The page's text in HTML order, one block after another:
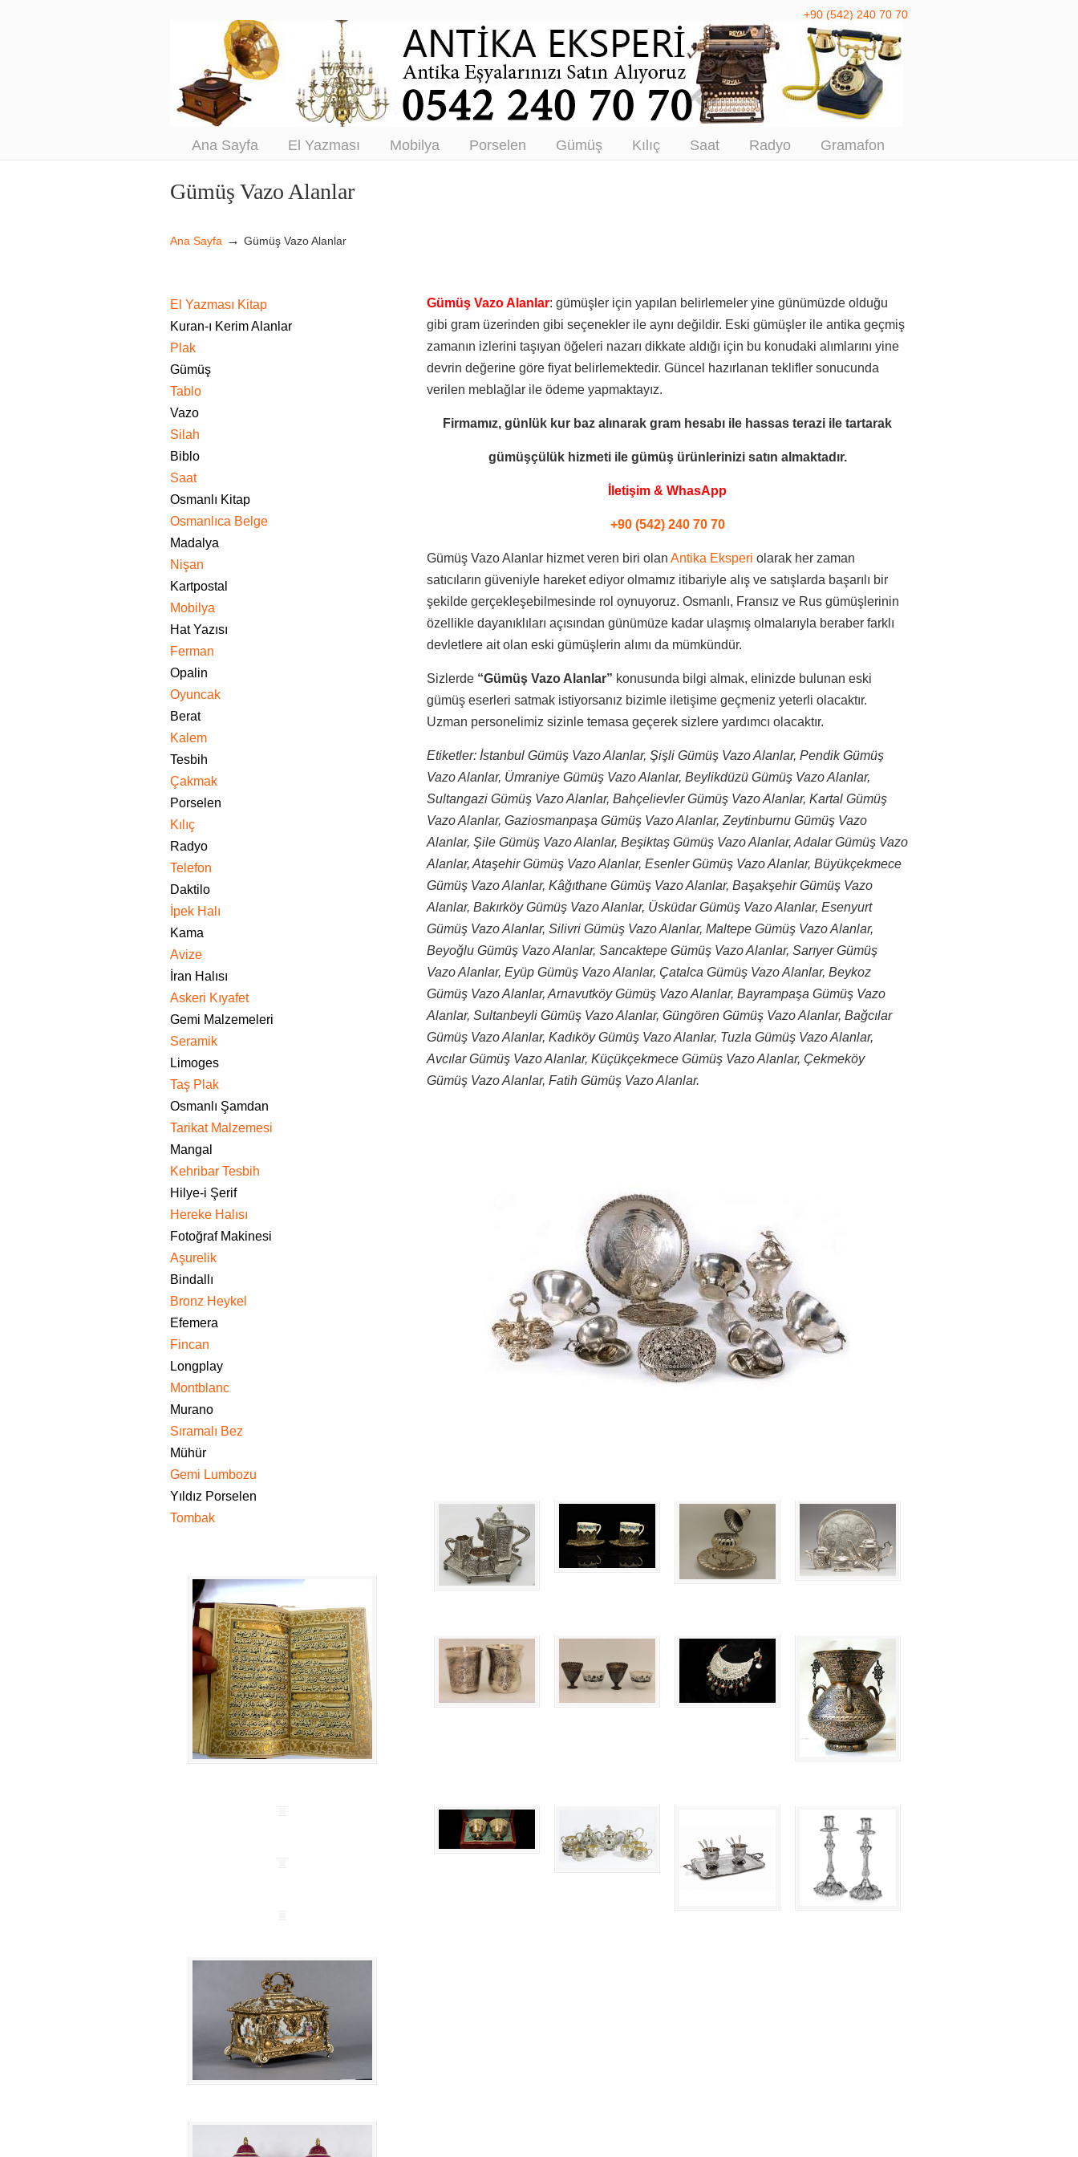
Antikacı – Antika Eşya Alanlar – Antika Alım
Satım
+90 (542) 240 70 70
Ana Sayfa El Yazması Mobilya Porselen Gümüş Kılıç Saat Radyo Gramafon
Navigation
Gümüş Vazo Alanlar
Ana Sayfa → Gümüş Vazo Alanlar
Gümüş Vazo Alanlar: gümüşler için yapılan belirlemeler yine günümüzde olduğu
gibi gram üzerinden gibi seçenekler ile aynı değildir. Eski gümüşler ile antika geçmiş
zamanın izlerini taşıyan öğeleri nazarı dikkate aldığı için bu konudaki alımlarını yine
devrin değerine göre fiyat belirlemektedir. Güncel hazırlanan teklifler sonucunda
verilen meblağlar ile ödeme yapmaktayız.
Firmamız, günlük kur baz alınarak gram hesabı ile hassas terazi ile tartarak
gümüşçülük hizmeti ile gümüş ürünlerinizi satın almaktadır.
İletişim & WhasApp
+90 (542) 240 70 70
Gümüş Vazo Alanlar hizmet veren biri olan Antika Eksperi olarak her zaman
satıcıların güveniyle hareket ediyor olmamız itibariyle alış ve satışlarda başarılı bir
şekilde gerçekleşebilmesinde rol oynuyoruz. Osmanlı, Fransız ve Rus gümüşlerinin
özellikle dayanıklıları açısından günümüze kadar ulaşmış olmalarıyla beraber farklı
devletlere ait olan eski gümüşlerin alımı da mümkündür.
Sizlerde “Gümüş Vazo Alanlar” konusunda bilgi almak, elinizde bulunan eski
gümüş eserleri satmak istiyorsanız bizimle iletişime geçmeniz yeterli olacaktır.
Uzman personelimiz sizinle temasa geçerek sizlere yardımcı olacaktır.
Etiketler: İstanbul Gümüş Vazo Alanlar, Şişli Gümüş Vazo Alanlar, Pendik Gümüş
Vazo Alanlar, Ümraniye Gümüş Vazo Alanlar, Beylikdüzü Gümüş Vazo Alanlar,
Sultangazi Gümüş Vazo Alanlar, Bahçelievler Gümüş Vazo Alanlar, Kartal Gümüş
Vazo Alanlar, Gaziosmanpaşa Gümüş Vazo Alanlar, Zeytinburnu Gümüş Vazo
Alanlar, Şile Gümüş Vazo Alanlar, Beşiktaş Gümüş Vazo Alanlar, Adalar Gümüş Vazo
Alanlar, Ataşehir Gümüş Vazo Alanlar, Esenler Gümüş Vazo Alanlar, Büyükçekmece
Gümüş Vazo Alanlar, Kâğıthane Gümüş Vazo Alanlar, Başakşehir Gümüş Vazo
Alanlar, Bakırköy Gümüş Vazo Alanlar, Üsküdar Gümüş Vazo Alanlar, Esenyurt
Gümüş Vazo Alanlar, Silivri Gümüş Vazo Alanlar, Maltepe Gümüş Vazo Alanlar,
Beyoğlu Gümüş Vazo Alanlar, Sancaktepe Gümüş Vazo Alanlar, Sarıyer Gümüş
Vazo Alanlar, Eyüp Gümüş Vazo Alanlar, Çatalca Gümüş Vazo Alanlar, Beykoz
Gümüş Vazo Alanlar, Arnavutköy Gümüş Vazo Alanlar, Bayrampaşa Gümüş Vazo
Alanlar, Sultanbeyli Gümüş Vazo Alanlar, Güngören Gümüş Vazo Alanlar, Bağcılar
Gümüş Vazo Alanlar, Kadıköy Gümüş Vazo Alanlar, Tuzla Gümüş Vazo Alanlar,
Avcılar Gümüş Vazo Alanlar, Küçükçekmece Gümüş Vazo Alanlar, Çekmeköy
Gümüş Vazo Alanlar, Fatih Gümüş Vazo Alanlar.
El Yazması Kitap
Kuran-ı Kerim Alanlar
Plak
Gümüş
Tablo
Vazo
Silah
Biblo
Saat
Osmanlı Kitap
Osmanlıca Belge
Madalya
Nişan
Kartpostal
Mobilya
Hat Yazısı
Ferman
Opalin
Oyuncak
Berat
Kalem
Tesbih
Çakmak
Porselen
Kılıç
Radyo
Telefon
Daktilo
İpek Halı
Kama
Avize
İran Halısı
Askeri Kıyafet
Gemi Malzemeleri
Seramik
Limoges
Taş Plak
Osmanlı Şamdan
Tarikat Malzemesi
Mangal
Kehribar Tesbih
Hilye-i Şerif
Hereke Halısı
Fotoğraf Makinesi
Aşurelik
Bindallı
Bronz Heykel
Efemera
Fincan
Longplay
Montblanc
Murano
Sıramalı Bez
Mühür
Gemi Lumbozu
Yıldız Porselen
Tombak